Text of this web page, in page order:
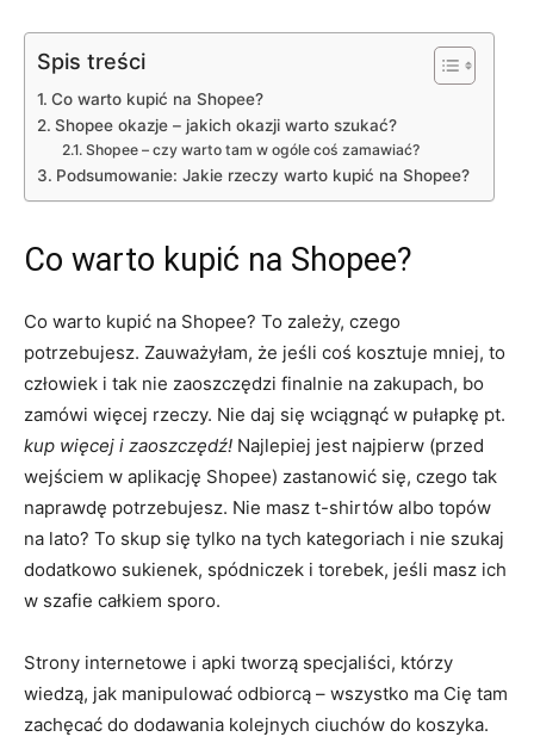
Spis treści
Co warto kupić na Shopee?
Shopee okazje – jakich okazji warto szukać?
Shopee – czy warto tam w ogóle coś zamawiać?
Podsumowanie: Jakie rzeczy warto kupić na Shopee?
Co warto kupić na Shopee?
Co warto kupić na Shopee? To zależy, czego
potrzebujesz. Zauważyłam, że jeśli coś kosztuje mniej, to
człowiek i tak nie zaoszczędzi finalnie na zakupach, bo
zamówi więcej rzeczy. Nie daj się wciągnąć w pułapkę pt.
kup więcej i zaoszczędź! Najlepiej jest najpierw (przed
wejściem w aplikację Shopee) zastanowić się, czego tak
naprawdę potrzebujesz. Nie masz t-shirtów albo topów
na lato? To skup się tylko na tych kategoriach i nie szukaj
dodatkowo sukienek, spódniczek i torebek, jeśli masz ich
w szafie całkiem sporo.
Strony internetowe i apki tworzą specjaliści, którzy
wiedzą, jak manipulować odbiorcą – wszystko ma Cię tam
zachęcać do dodawania kolejnych ciuchów do koszyka.